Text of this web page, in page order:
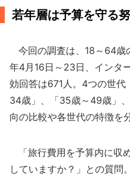
若年層は予算を守る
今回の調査は、18～64歳
年4月16日～23日、インタ
効回答は671人。4つの世
34歳」、「35歳～49歳」
向の比較や各世代の特徴を
「旅行費用を予算内に収
していますか？」との質問